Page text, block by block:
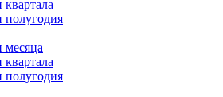
полугодия
месяца
полугодия